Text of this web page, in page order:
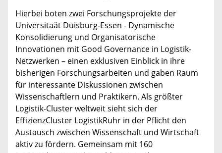
Hierbei boten zwei Forschungsprojekte der
Universitaät Duisburg-Essen - Dynamische
Konsolidierung und Organisatorische
Innovationen mit Good Governance in Logistik-
Netzwerken – einen exklusiven Einblick in ihre
bisherigen Forschungsarbeiten und gaben Raum
für interessante Diskussionen zwischen
Wissenschaftlern und Praktikern. Als größter
Logistik-Cluster weltweit sieht sich der
EffizienzCluster LogistikRuhr in der Pflicht den
Austausch zwischen Wissenschaft und Wirtschaft
aktiv zu fördern. Gemeinsam mit 160